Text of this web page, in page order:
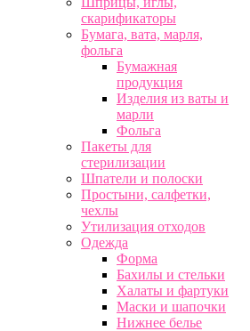
скарификаторы
Бумага, вата, марля,
фольга
Бумажная
продукция
Изделия из ваты и
марли
Фольга
Пакеты для
стерилизации
Шпатели и полоски
Простыни, салфетки,
чехлы
Утилизация отходов
Одежда
Форма
Бахилы и стельки
Халаты и фартуки
Маски и шапочки
Нижнее белье